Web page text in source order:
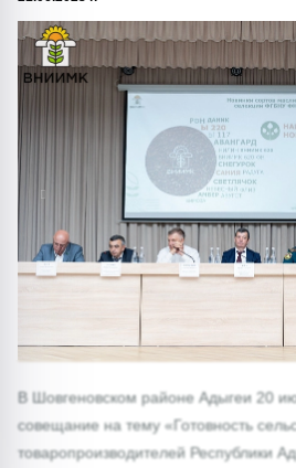
1/0
В Шовгеновском районе Адыгеи 20
совещание на тему «Готовность
товаропроизводителей Республики